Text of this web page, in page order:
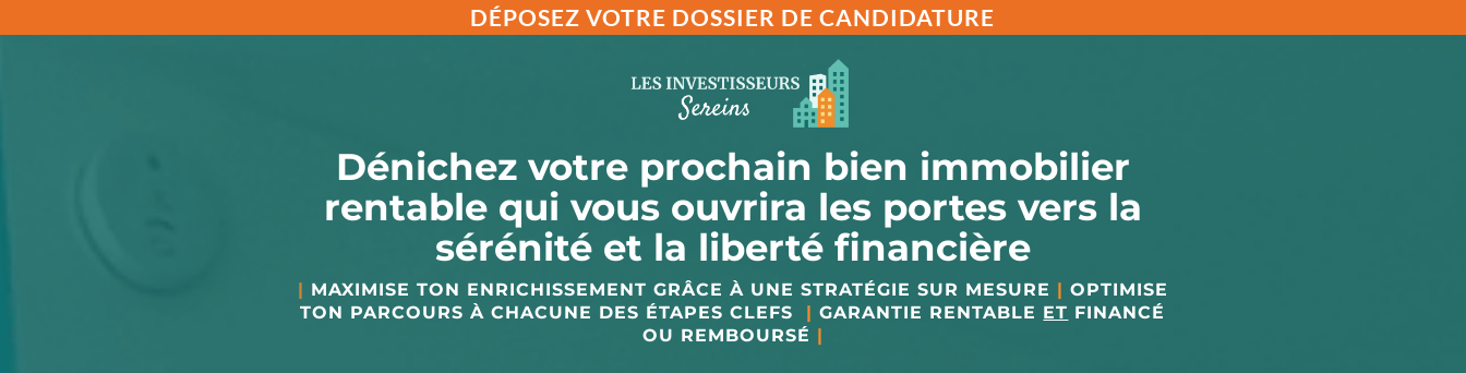
DÉPOSEZ VOTRE DOSSIER DE CANDIDATURE
Dénichez votre prochain bien immobilier
rentable qui vous ouvrira les portes vers la
sérénité et la liberté financière
| MAXIMISE TON ENRICHISSEMENT GRÂCE À UNE STRATÉGIE SUR MESURE | OPTIMISE
TON PARCOURS À CHACUNE DES ÉTAPES CLEFS |GARANTIE RENTABLE ET FINANCÉ
OU REMBOURSÉ |